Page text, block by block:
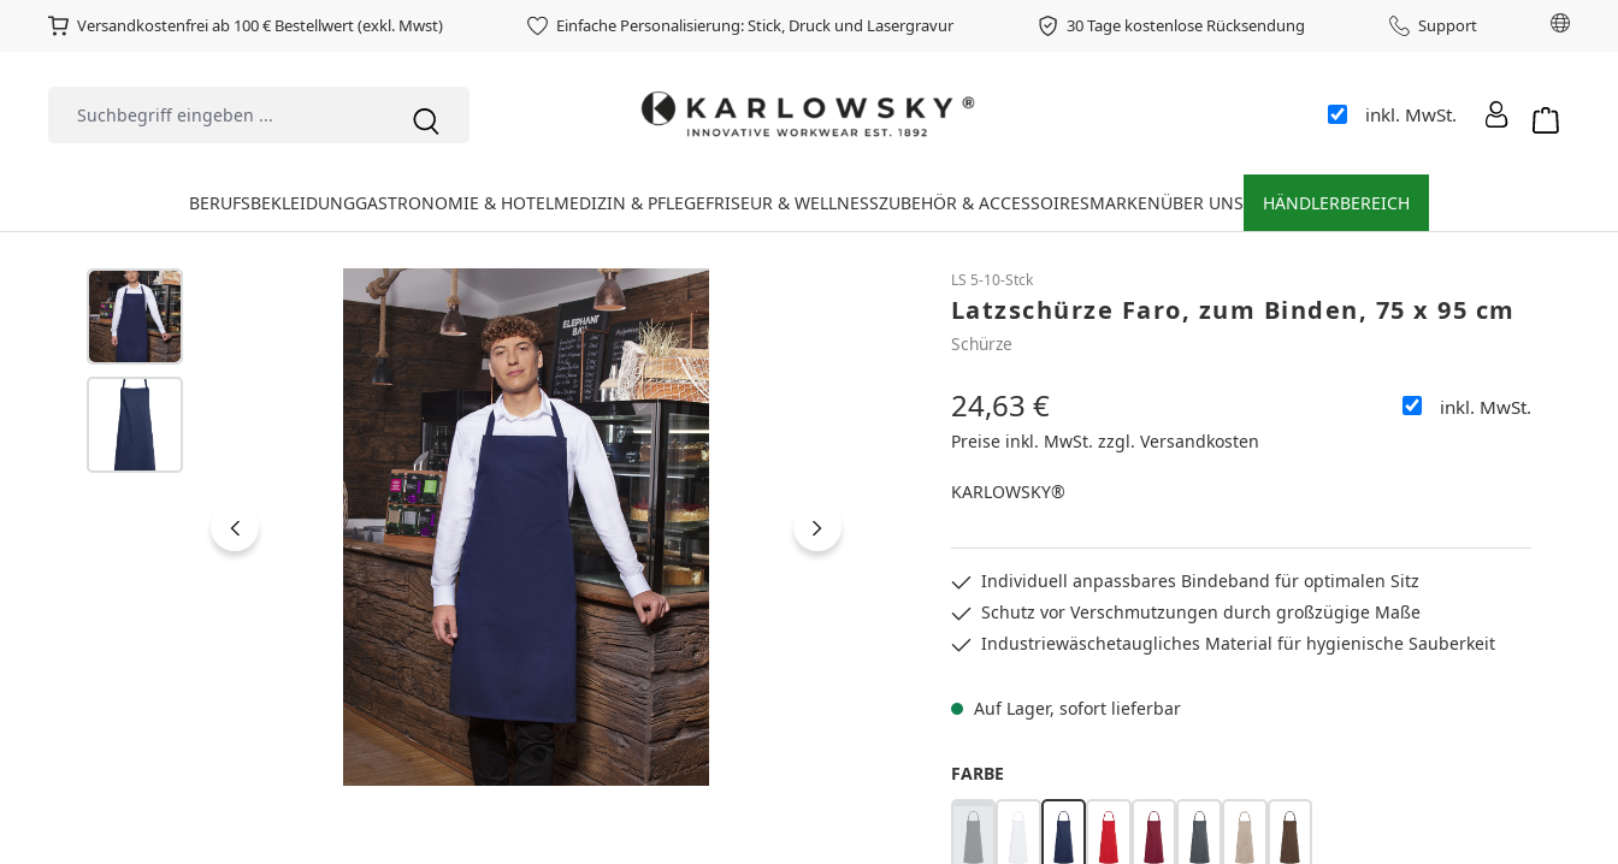
Versandkostenfrei ab 100 € Bestellwert (exkl. Mwst) Einfache Personalisierung: Stick, Druck und Lasergravur 30 Tage kostenlose Rücksendung Support
inkl. MwSt.
BERUFSBEKLEIDUNGGASTRONOMIE & HOTELMEDIZIN & PFLEGEFRISEUR & WELLNESSZUBEHÖR & ACCESSOIRESMARKENÜBER UNS HÄNDLERBEREICH
Bildergalerie überspringen LS 5-10-Stck
Latzschürze Faro, zum Binden, 75 x 95 cm
Schürze
Regulärer Preis:
24,63 € inkl. MwSt.
Preise inkl. MwSt. zzgl. Versandkosten
KARLOWSKY®
Individuell anpassbares Bindeband für optimalen Sitz
Schutz vor Verschmutzungen durch großzügige Maße
Industriewäschetaugliches Material für hygienische Sauberkeit
Auf Lager, sofort lieferbar
FARBEAUSWÄHLEN
schwarz
(Diese Option ist zurzeit nicht verfügbar.)
weiß marinerot bordeauxanthrazitsand hellbraun